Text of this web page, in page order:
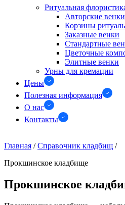
Ритуальная
Авторские венки
Корзины
Заказные венки
Стандартные
Цветочные
Элитные венки
Урны для кремации
Цены
Полезная информация
О нас
Контакты
Главная / Справочник кладбищ /
Прокшинское кладбище
Прокшинское